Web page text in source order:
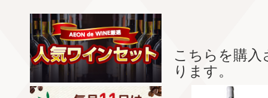
こちらを購
ります。